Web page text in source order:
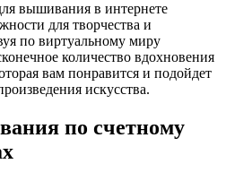
вышивания в интернете
для творчества и
по виртуальному миру
количество вдохновения
вам понравится и подойдет
искусства.
по счетному